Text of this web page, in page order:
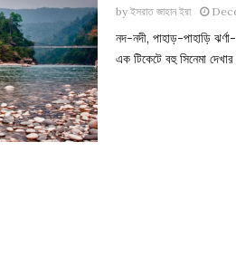
byইসরাত জাহান ইরা
নদ-নদী, পাহাড়-পাহাড়ি
এক টিকেটে বহু সিনেমা